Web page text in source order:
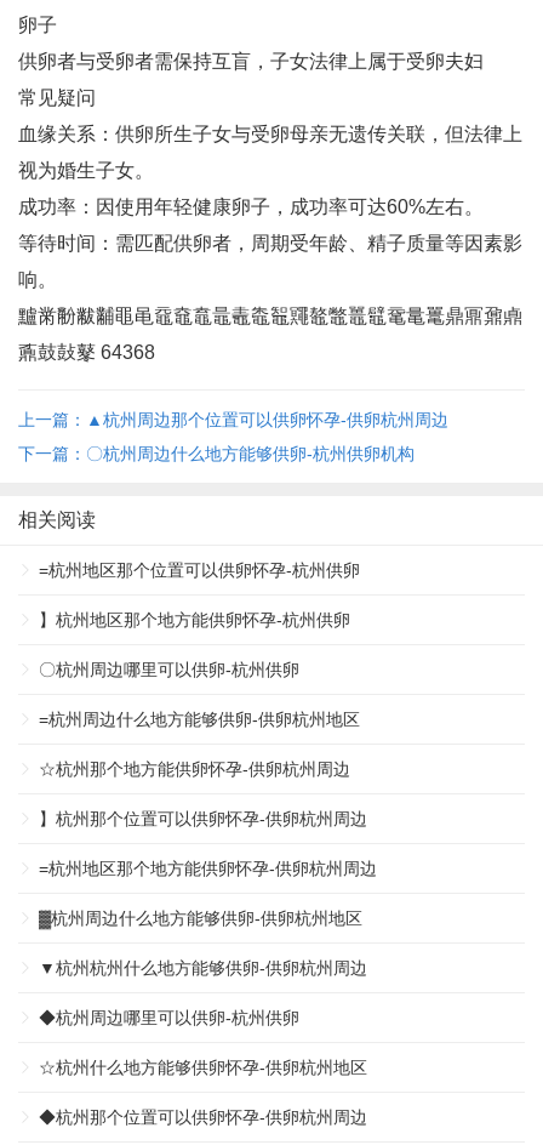
卵子‌
供卵者与受卵者需保持互盲，子女法律上属于受卵夫妇‌
常见疑问
血缘关系‌：供卵所生子女与受卵母亲无遗传关联，但法律上
视为婚生子女‌。
成功率‌：因使用年轻健康卵子，成功率可达60%左右‌。
等待时间‌：需匹配供卵者，周期受年龄、精子质量等因素影
响‌。
黸黹黺黻黼黽黾黿鼀鼁鼂鼃鼄鼅鼆鼇鼈鼉鼊鼋鼌鼍鼎鼏鼐鼑
鼒鼓鼔鼕 64368
上一篇：▲杭州周边那个位置可以供卵怀孕-供卵杭州周边
下一篇：〇杭州周边什么地方能够供卵-杭州供卵机构
相关阅读
=杭州地区那个位置可以供卵怀孕-杭州供卵
】杭州地区那个地方能供卵怀孕-杭州供卵
〇杭州周边哪里可以供卵-杭州供卵
=杭州周边什么地方能够供卵-供卵杭州地区
☆杭州那个地方能供卵怀孕-供卵杭州周边
】杭州那个位置可以供卵怀孕-供卵杭州周边
=杭州地区那个地方能供卵怀孕-供卵杭州周边
▓杭州周边什么地方能够供卵-供卵杭州地区
▼杭州杭州什么地方能够供卵-供卵杭州周边
◆杭州周边哪里可以供卵-杭州供卵
☆杭州什么地方能够供卵怀孕-供卵杭州地区
◆杭州那个位置可以供卵怀孕-供卵杭州周边